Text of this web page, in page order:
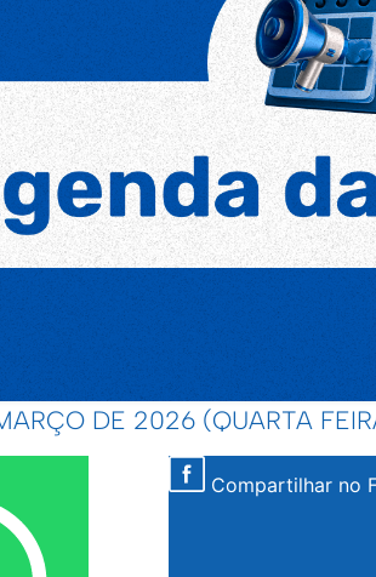
DE 2026 (QUARTA
Compartilhar no